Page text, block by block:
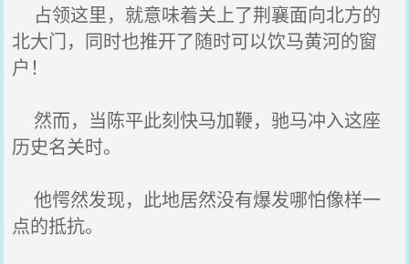
占领这里，就意味着关上了荆襄面向北方的
北大门，同时也推开了随时可以饮马黄河的窗
户！
然而，当陈平此刻快马加鞭，驰马冲入这座
历史名关时。
他愕然发现，此地居然没有爆发哪怕像样一
点的抵抗。